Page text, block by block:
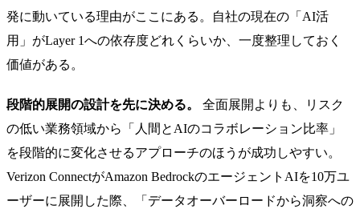
発に動いている理由がここにある。自社の現在の「AI活
用」がLayer 1への依存度どれくらいか、一度整理しておく
価値がある。
段階的展開の設計を先に決める。
全面展開よりも、リスク
の低い業務領域から「人間とAIのコラボレーション比率」
を段階的に変化させるアプローチのほうが成功しやすい。
Verizon ConnectがAmazon BedrockのエージェントAIを10万ユ
ーザーに展開した際、「データオーバーロードから洞察への